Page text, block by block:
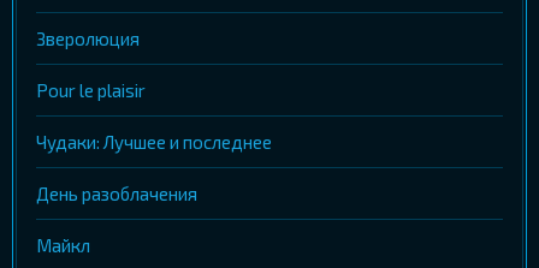
Зверолюция
Pour le plaisir
Чудаки: Лучшее и последнее
День разоблачения
Майкл